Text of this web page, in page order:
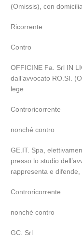
(Omissis), con
Ricorrente
Contro
OFFICINE Fa. Srl IN
dall’avvocato RO.SI.
lege
Controricorrente
nonché contro
GE.IT. Spa,
presso lo studio
rappresenta e
Controricorrente
nonché contro
GC. Srl